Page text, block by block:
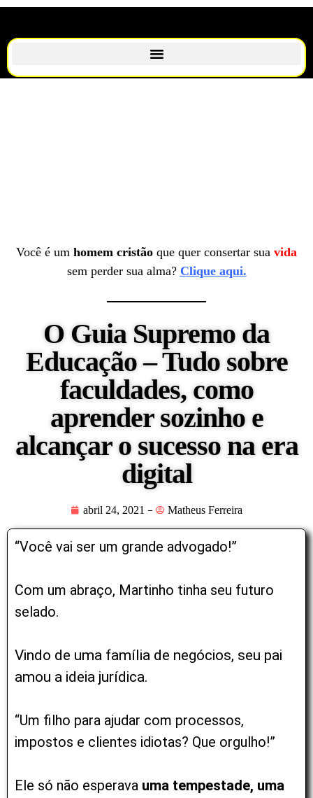
Você é um homem cristão que quer consertar sua vida
sem perder sua alma? Clique aqui.
O Guia Supremo da
Educação – Tudo sobre
faculdades, como
aprender sozinho e
alcançar o sucesso na era
digital
abril 24, 2021 Matheus Ferreira
“Você vai ser um grande advogado!”
Com um abraço, Martinho tinha seu futuro
selado.
Vindo de uma família de negócios, seu pai
amou a ideia jurídica.
“Um filho para ajudar com processos,
impostos e clientes idiotas? Que orgulho!”
Ele só não esperava uma tempestade, uma